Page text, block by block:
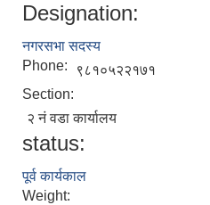
Designation:
नगरसभा सदस्य
Phone:
९८१०५२२१७१
Section:
२ नं वडा कार्यालय
status:
पूर्व कार्यकाल
Weight: